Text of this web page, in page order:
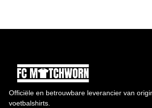
Officiële en betrouwbare leverancier van
voetbalshirts.